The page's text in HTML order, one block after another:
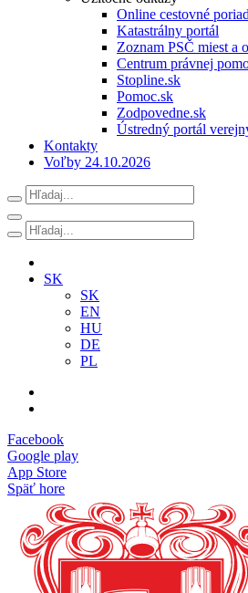
Online cestovné
Katastrálny portál
Zoznam PSČ miest a
Centrum právnej
Stopline.sk
Pomoc.sk
Zodpovedne.sk
Ústredný portál
Kontakty
Voľby 24.10.2026
SK
SK
EN
HU
DE
PL
Facebook
Google play
App Store
Späť hore